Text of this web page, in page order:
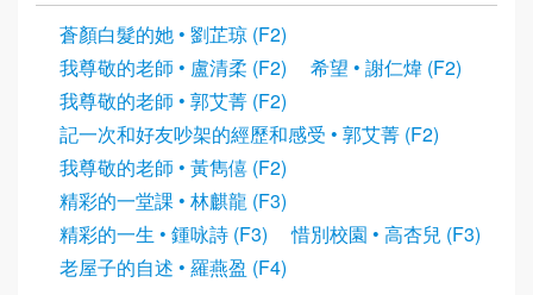
蒼顏白髮的她 • 劉芷琼 (F2)
我尊敬的老師 • 盧清柔 (F2)
希望 • 謝仁煒 (F2)
我尊敬的老師 • 郭艾菁 (F2)
記一次和好友吵架的經歷和感受 • 郭艾菁 (F2)
我尊敬的老師 • 黃雋僖 (F2)
精彩的一堂課 • 林麒龍 (F3)
精彩的一生 • 鍾咏詩 (F3)
惜別校園 • 高杏兒 (F3)
老屋子的自述 • 羅燕盈 (F4)